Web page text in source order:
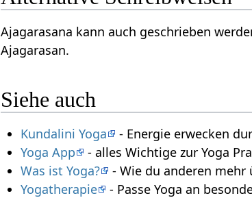
Ajagarasana kann auch geschrieben
Ajagarasan.
Siehe auch
Kundalini Yoga
- Energie erwecken
Yoga App
- alles Wichtige zur Yoga
Was ist Yoga?
- Wie du anderen mehr
Yogatherapie
- Passe Yoga an